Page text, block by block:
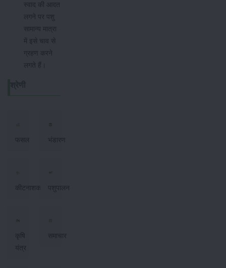
स्वाद की आदत
लगने पर पशु
सामान्य मात्रा
में इसे चाव से
ग्रहण करने
लगते हैं।
फसल भंडारण
कीटनाशक पशुपालन
कृषि
यंत्र
समाचार